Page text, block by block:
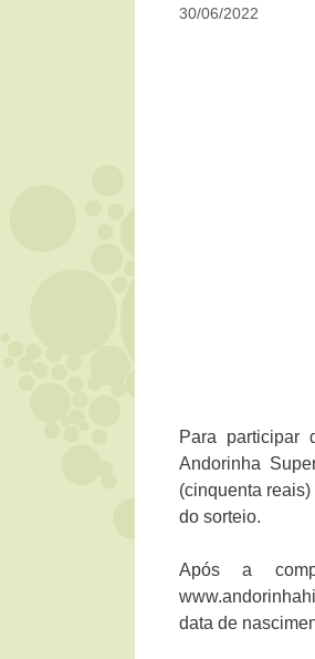
30/06/2022
Para participar
Andorinha
(cinquenta
do sorteio.
Após a
data de